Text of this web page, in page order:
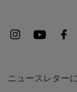
ニュースレター